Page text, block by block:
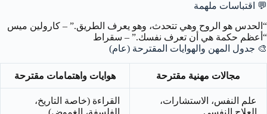
💬
اقتباسات ملهمة
“الحدس هو الروح وهي تتحدث، وهو يعرف الطريق.” – كارولين ميس
“أعظم حكمة هي أن تعرف نفسك.” – سقراط
🎨 جدول المهن والهوايات المقترحة (عام)
مجالات مهنية مقترحة هوايات واهتمامات مقترحة
علم النفس، الاستشارات،
العلاج النفسي
القراءة (خاصة التاريخ،
الفلسفة، الغموض)